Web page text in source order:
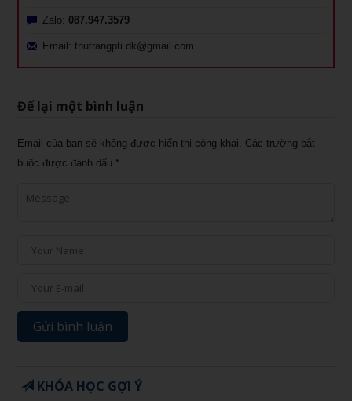
Zalo: 087.947.3579
Email: thutrangpti.dk@gmail.com
Để lại một bình luận
Email của bạn sẽ không được hiển thị công khai. Các trường bắt
buộc được đánh dấu *
KHÓA HỌC GỢI Ý